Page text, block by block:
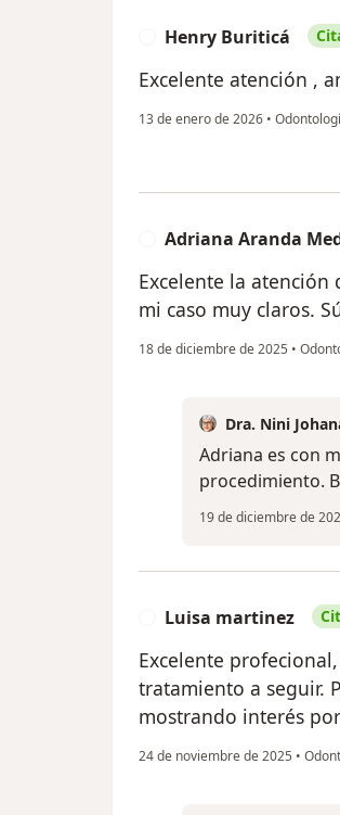
Henry Buriticá
Excelente atención ,
13 de enero de 2026 •
Adriana Aranda
Excelente la
mi caso muy claros.
18 de diciembre de 2025 •
Dra. Nini
Adriana es con
procedimiento.
19 de diciembre de
Luisa martinez
Excelente
tratamiento a seguir.
mostrando interés
24 de noviembre de 2025 •